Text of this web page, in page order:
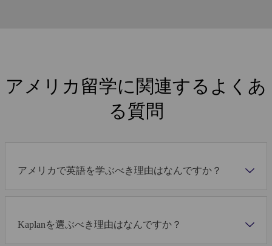
アメリカ留学に関連するよくあ
る質問
アメリカで英語を学ぶべき理由はなんですか？
Kaplanを選ぶべき理由はなんですか？